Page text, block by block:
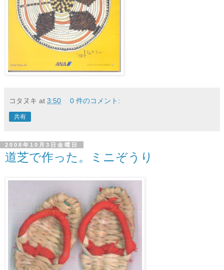
コタヌキ at 3:50 0 件のコメント:
共有
2008年10月3日金曜日
道芝で作った。ミニぞうり